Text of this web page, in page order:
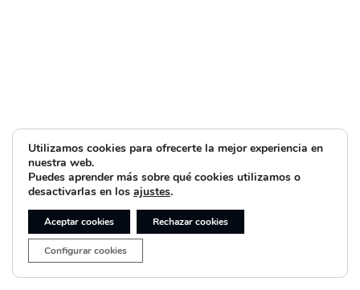
Utilizamos cookies para ofrecerte la mejor experiencia en
nuestra web.
Puedes aprender más sobre qué cookies utilizamos o
desactivarlas en los ajustes.
Aceptar cookies Rechazar cookies
Configurar cookies